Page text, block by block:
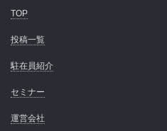
TOP
投稿一覧
駐在員紹介
セミナー
運営会社